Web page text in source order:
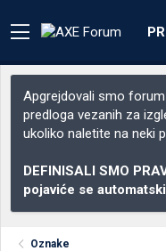
Apgrejdovali smo
predloga vezanih za
ukoliko naletite na neki
DEFINISALI SMO
pojaviće se
Oznake